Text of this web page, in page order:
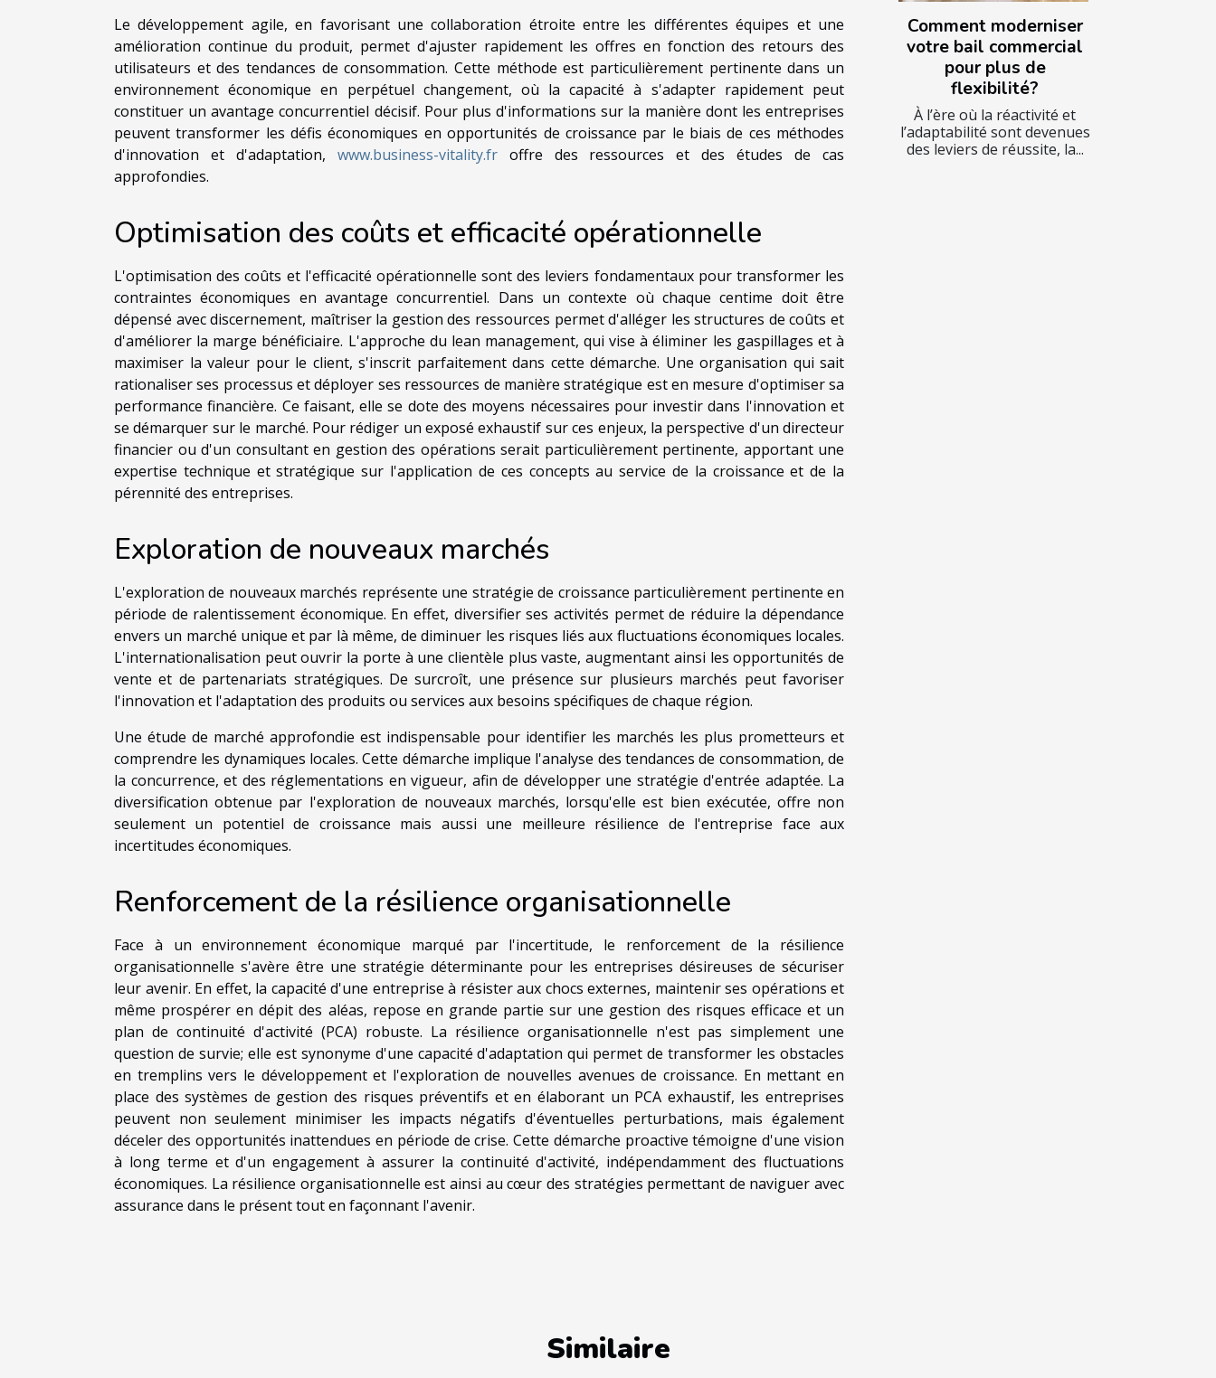
Le développement agile, en favorisant une collaboration étroite entre les différentes équipes et une
amélioration continue du produit, permet d'ajuster rapidement les offres en fonction des retours des
utilisateurs et des tendances de consommation. Cette méthode est particulièrement pertinente dans un
environnement économique en perpétuel changement, où la capacité à s'adapter rapidement peut
constituer un avantage concurrentiel décisif. Pour plus d'informations sur la manière dont les entreprises
peuvent transformer les défis économiques en opportunités de croissance par le biais de ces méthodes
d'innovation et d'adaptation, www.business-vitality.froffre des ressources et des études de cas
approfondies.
Optimisation des coûts et efficacité opérationnelle
L'optimisation des coûts et l'efficacité opérationnelle sont des leviers fondamentaux pour transformer les
contraintes économiques en avantage concurrentiel. Dans un contexte où chaque centime doit être
dépensé avec discernement, maîtriser la gestion des ressources permet d'alléger les structures de coûts et
d'améliorer la marge bénéficiaire. L'approche du lean management, qui vise à éliminer les gaspillages et à
maximiser la valeur pour le client, s'inscrit parfaitement dans cette démarche. Une organisation qui sait
rationaliser ses processus et déployer ses ressources de manière stratégique est en mesure d'optimiser sa
performance financière. Ce faisant, elle se dote des moyens nécessaires pour investir dans l'innovation et
se démarquer sur le marché. Pour rédiger un exposé exhaustif sur ces enjeux, la perspective d'un directeur
financier ou d'un consultant en gestion des opérations serait particulièrement pertinente, apportant une
expertise technique et stratégique sur l'application de ces concepts au service de la croissance et de la
pérennité des entreprises.
Exploration de nouveaux marchés
L'exploration de nouveaux marchés représente une stratégie de croissance particulièrement pertinente en
période de ralentissement économique. En effet, diversifier ses activités permet de réduire la dépendance
envers un marché unique et par là même, de diminuer les risques liés aux fluctuations économiques locales.
L'internationalisation peut ouvrir la porte à une clientèle plus vaste, augmentant ainsi les opportunités de
vente et de partenariats stratégiques. De surcroît, une présence sur plusieurs marchés peut favoriser
l'innovation et l'adaptation des produits ou services aux besoins spécifiques de chaque région.
Une étude de marché approfondie est indispensable pour identifier les marchés les plus prometteurs et
comprendre les dynamiques locales. Cette démarche implique l'analyse des tendances de consommation, de
la concurrence, et des réglementations en vigueur, afin de développer une stratégie d'entrée adaptée. La
diversification obtenue par l'exploration de nouveaux marchés, lorsqu'elle est bien exécutée, offre non
seulement un potentiel de croissance mais aussi une meilleure résilience de l'entreprise face aux
incertitudes économiques.
Renforcement de la résilience organisationnelle
Face à un environnement économique marqué par l'incertitude, le renforcement de la résilience
organisationnelle s'avère être une stratégie déterminante pour les entreprises désireuses de sécuriser
leur avenir. En effet, la capacité d'une entreprise à résister aux chocs externes, maintenir ses opérations et
même prospérer en dépit des aléas, repose en grande partie sur une gestion des risques efficace et un
plan de continuité d'activité (PCA) robuste. La résilience organisationnelle n'est pas simplement une
question de survie; elle est synonyme d'une capacité d'adaptation qui permet de transformer les obstacles
en tremplins vers le développement et l'exploration de nouvelles avenues de croissance. En mettant en
place des systèmes de gestion des risques préventifs et en élaborant un PCA exhaustif, les entreprises
peuvent non seulement minimiser les impacts négatifs d'éventuelles perturbations, mais également
déceler des opportunités inattendues en période de crise. Cette démarche proactive témoigne d'une vision
à long terme et d'un engagement à assurer la continuité d'activité, indépendamment des fluctuations
économiques. La résilience organisationnelle est ainsi au cœur des stratégies permettant de naviguer avec
assurance dans le présent tout en façonnant l'avenir.
Comment moderniser
votre bail commercial
pour plus de
flexibilité?
À l’ère où la réactivité et
l’adaptabilité sont devenues
des leviers de réussite, la...
Similaire